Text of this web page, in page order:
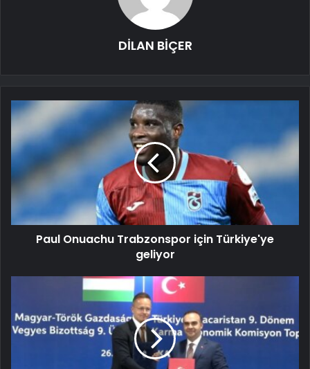
DİLAN BİÇER
Paul Onuachu Trabzonspor için Türkiye'ye
geliyor